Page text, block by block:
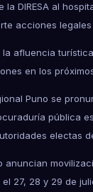
DIRESA al
acciones
la afluencia
en los
Puno se
pública
electas
anuncian
el 27, 28 y 29 de